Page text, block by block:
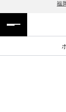
福
レストラン・
ภาษาไทย